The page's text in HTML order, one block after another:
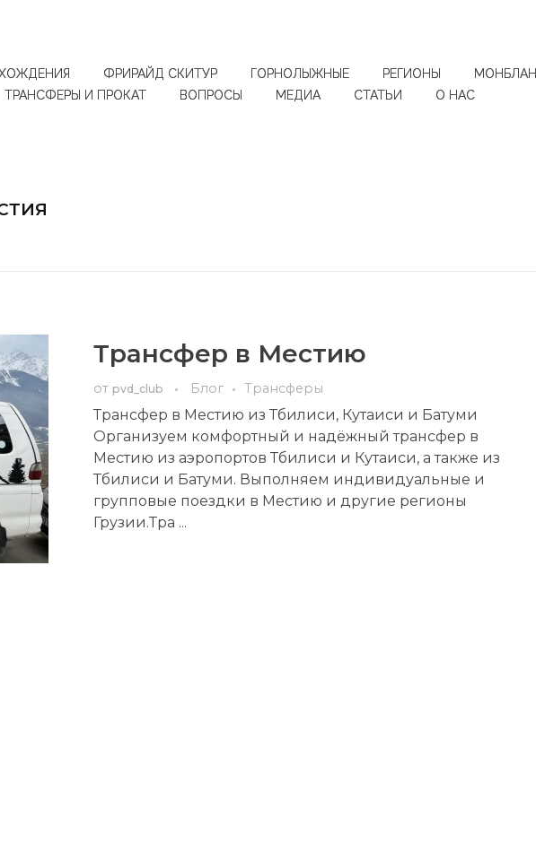
ФРИРАЙД СКИТУР ГОРНОЛЫЖНЫЕ РЕГИОНЫ МОНБЛАН
ТРАНСФЕРЫ И ПРОКАТ
ВОПРОСЫ МЕДИА СТАТЬИ О НАС
Трансфер в Местию
от pvd_club Блог Трансферы
Трансфер в Местию из Тбилиси, Кутаиси и Батуми
Организуем комфортный и надёжный трансфер в
Местию из аэропортов Тбилиси и Кутаиси, а также из
Тбилиси и Батуми. Выполняем индивидуальные и
групповые поездки в Местию и другие регионы
Грузии.Тра ...